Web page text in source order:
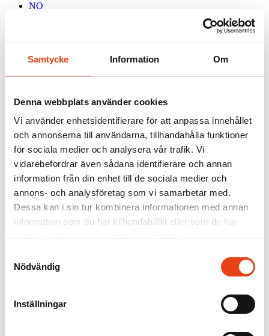
Samtycke Information Om
Denna webbplats använder cookies
Vi använder enhetsidentifierare för att anpassa innehållet
och annonserna till användarna, tillhandahålla funktioner
för sociala medier och analysera vår trafik. Vi
vidarebefordrar även sådana identifierare och annan
information från din enhet till de sociala medier och
annons- och analysföretag som vi samarbetar med.
Dessa kan i sin tur kombinera informationen med annan
information som du har tillhandahållit eller som de har
Nödvändig
Inställningar
NO
/
Utrymningsorganisation /
nödlägesberedskap
Kontakta oss
Utrymning och nödläge
En fungerande utrymning är avgörande för att rädda liv och
orsak till utrymning som miljöpåverkan, naturkatastrof eller
Dagens arbetsplatser erbjuder hybridtjänster vilket ställer andra krav
på utrymningssäkerheten.